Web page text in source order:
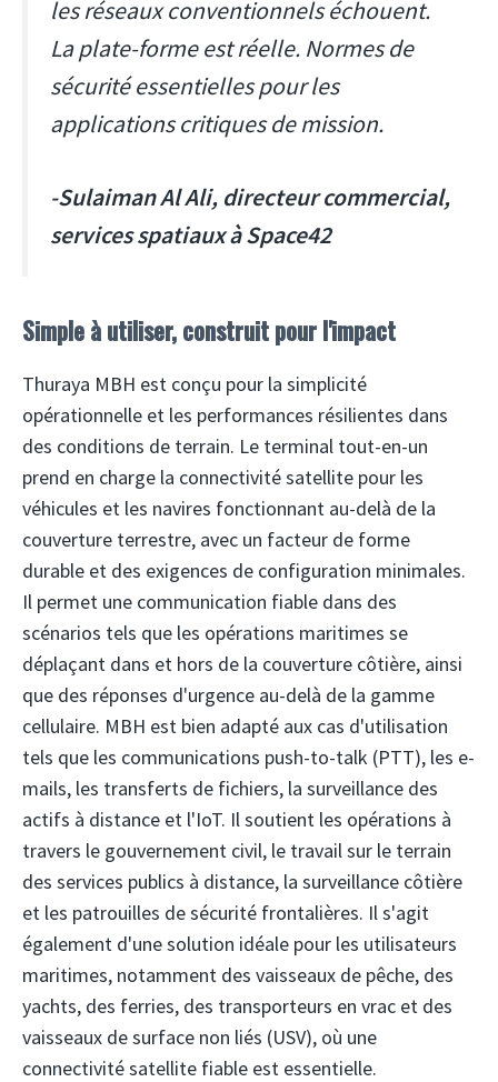
les réseaux conventionnels échouent.
La plate-forme est réelle. Normes de
sécurité essentielles pour les
applications critiques de mission.
-Sulaiman Al Ali, directeur commercial,
services spatiaux à Space42
Simple à utiliser, construit pour l'impact
Thuraya MBH est conçu pour la simplicité
opérationnelle et les performances résilientes dans
des conditions de terrain. Le terminal tout-en-un
prend en charge la connectivité satellite pour les
véhicules et les navires fonctionnant au-delà de la
couverture terrestre, avec un facteur de forme
durable et des exigences de configuration minimales.
Il permet une communication fiable dans des
scénarios tels que les opérations maritimes se
déplaçant dans et hors de la couverture côtière, ainsi
que des réponses d'urgence au-delà de la gamme
cellulaire. MBH est bien adapté aux cas d'utilisation
tels que les communications push-to-talk (PTT), les e-
mails, les transferts de fichiers, la surveillance des
actifs à distance et l'IoT. Il soutient les opérations à
travers le gouvernement civil, le travail sur le terrain
des services publics à distance, la surveillance côtière
et les patrouilles de sécurité frontalières. Il s'agit
également d'une solution idéale pour les utilisateurs
maritimes, notamment des vaisseaux de pêche, des
yachts, des ferries, des transporteurs en vrac et des
vaisseaux de surface non liés (USV), où une
connectivité satellite fiable est essentielle.